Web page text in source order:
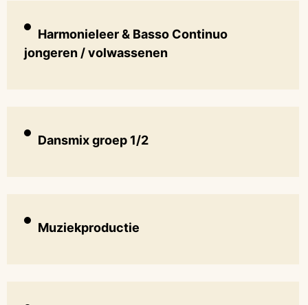
Harmonieleer & Basso Continuo
jongeren / volwassenen
Dansmix groep 1/2
Muziekproductie